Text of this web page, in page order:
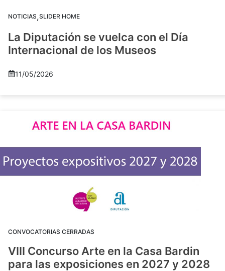
NOTICIAS,SLIDER HOME
La Diputación se vuelca con el Día
Internacional de los Museos
11/05/2026
CONVOCATORIAS CERRADAS
VIII Concurso Arte en la Casa Bardin
para las exposiciones en 2027 y 2028